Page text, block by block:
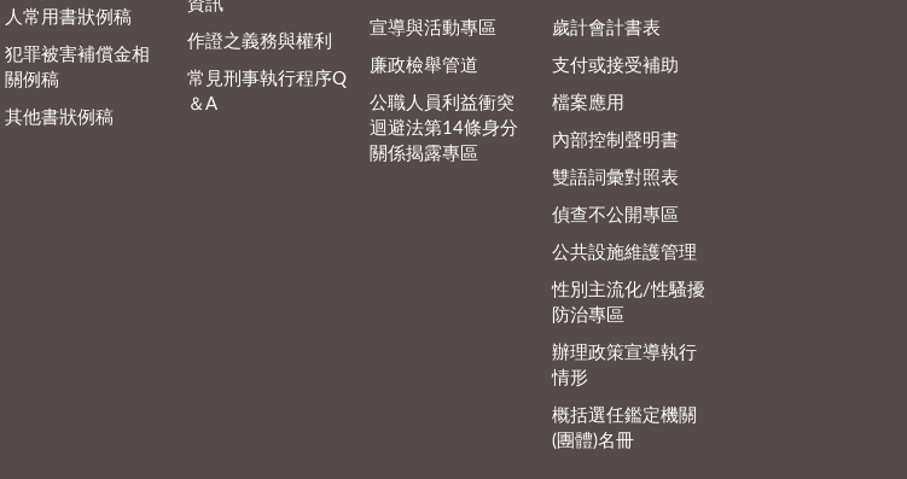
人常用書狀例稿
犯罪被害補償金相
關例稿
其他書狀例稿
資訊
作證之義務與權利
常見刑事執行程序Q
＆A
宣導與活動專區
廉政檢舉管道
公職人員利益衝突
迴避法第14條身分
關係揭露專區
歲計會計書表
支付或接受補助
檔案應用
內部控制聲明書
雙語詞彙對照表
偵查不公開專區
公共設施維護管理
性別主流化/性騷擾
防治專區
辦理政策宣導執行
情形
概括選任鑑定機關
(團體)名冊